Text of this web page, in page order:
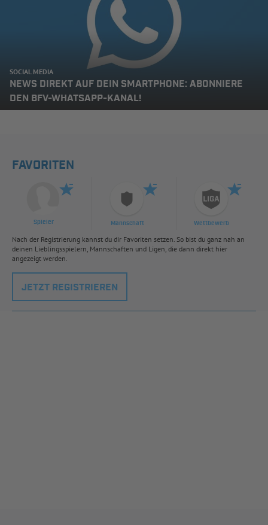
SOCIAL MEDIA
NEWS DIREKT AUF DEIN SMARTPHONE: ABONNIERE
DEN BFV-WHATSAPP-KANAL!
FAVORITEN
Spieler Mannschaft Wettbewerb
Nach der Registrierung kannst du dir Favoriten setzen. So bist du ganz nah an
deinen Lieblingsspielern, Mannschaften und Ligen, die dann direkt hier
angezeigt werden.
JETZT REGISTRIEREN